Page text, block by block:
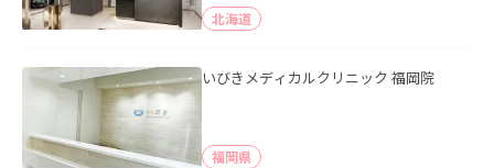
北海道
いびきメディカルクリニック 福岡院
福岡県